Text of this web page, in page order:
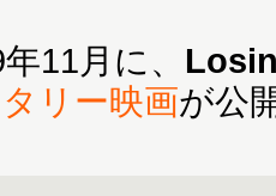
11月に、
リー映画が公